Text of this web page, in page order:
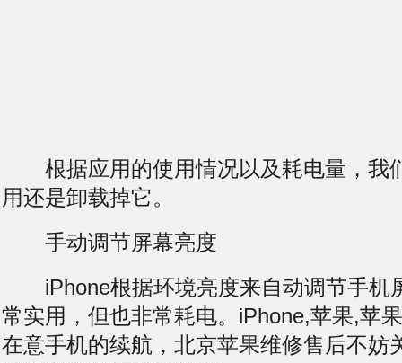
根据应用的使用情况以及耗电量，我
用还是卸载掉它。
手动调节屏幕亮度
iPhone根据环境亮度来自动调节手机
常实用，但也非常耗电。iPhone,苹果,苹
在意手机的续航，北京苹果维修售后不妨